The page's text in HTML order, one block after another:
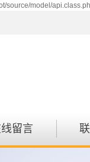
source/model/
留言